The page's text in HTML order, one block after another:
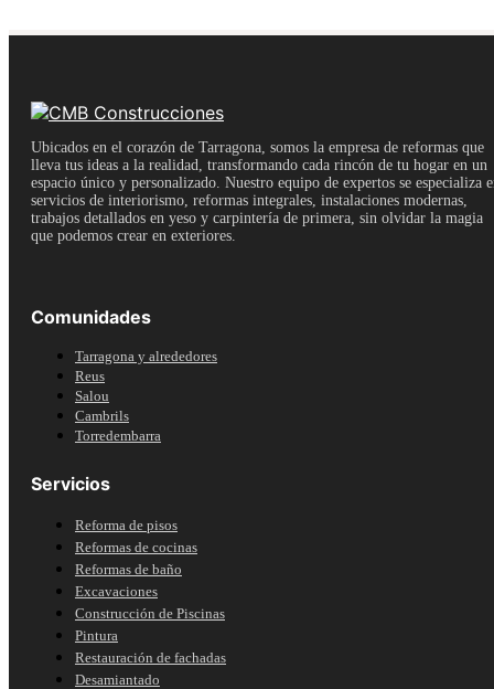
Ubicados en el corazón de Tarragona, somos la empresa de reformas que
lleva tus ideas a la realidad, transformando cada rincón de tu hogar en un
espacio único y personalizado. Nuestro equipo de expertos se especializa
servicios de interiorismo, reformas integrales, instalaciones modernas,
trabajos detallados en yeso y carpintería de primera, sin olvidar la magia
que podemos crear en exteriores.
Comunidades
Tarragona y alrededores
Reus
Salou
Cambrils
Torredembarra
Servicios
Reforma de pisos
Reformas de cocinas
Reformas de baño
Excavaciones
Construcción de Piscinas
Pintura
Restauración de fachadas
Desamiantado